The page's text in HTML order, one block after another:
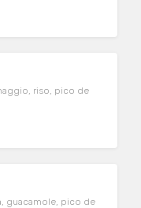
riso, pico de
guacamole, pico de